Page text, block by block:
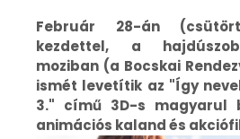
Február 28-án
kezdettel, a
moziban (a Bocskai
ismét levetítik az "Így
3." című 3D-s magyarul
animációs kaland és